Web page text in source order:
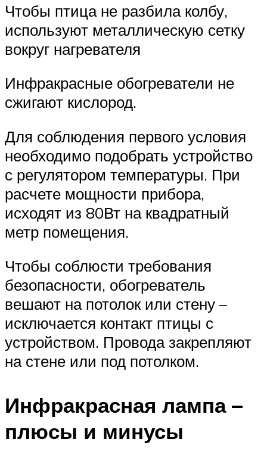
Чтобы птица не разбила колбу,
используют металлическую сетку
вокруг нагревателя
Инфракрасные обогреватели не
сжигают кислород.
Для соблюдения первого условия
необходимо подобрать устройство
с регулятором температуры. При
расчете мощности прибора,
исходят из 80Вт на квадратный
метр помещения.
Чтобы соблюсти требования
безопасности, обогреватель
вешают на потолок или стену –
исключается контакт птицы с
устройством. Провода закрепляют
на стене или под потолком.
Инфракрасная лампа –
плюсы и минусы